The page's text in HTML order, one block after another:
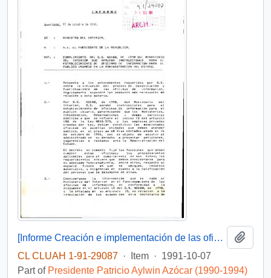
[Informe Creación e implementación de las oficinas de información al usuario]
CL CLUAH 1-91-29087 · Item · 1991-10-07
Part of Presidente Patricio Aylwin Azócar (1990-1994)